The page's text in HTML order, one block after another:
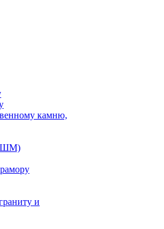
камню,
и